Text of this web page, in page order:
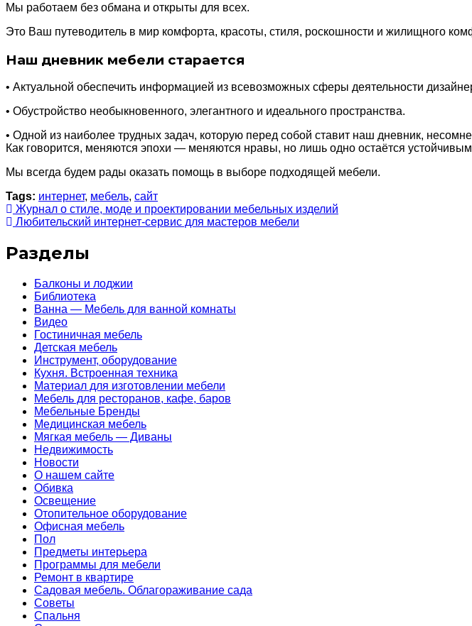
Мы работаем без обмана и открыты для всех.
Это Ваш путеводитель в мир комфорта, красоты, стиля, роскошности и жилищного
Наш дневник мебели старается
• Актуальной обеспечить информацией из всевозможных сферы деятельности
• Обустройство необыкновенного, элегантного и идеального пространства.
• Одной из наиболее трудных задач, которую перед собой ставит наш дневник,
Как говорится, меняются эпохи — меняются нравы, но лишь одно остаётся
Мы всегда будем рады оказать помощь в выборе подходящей мебели.
Tags: интернет, мебель, сайт
Журнал о стиле, моде и проектировании мебельных изделий
Любительский интернет-сервис для мастеров мебели
Разделы
Балконы и лоджии
Библиотека
Ванна — Мебель для ванной комнаты
Видео
Гостиничная мебель
Детская мебель
Инструмент, оборудование
Кухня. Встроенная техника
Материал для изготовлении мебели
Мебель для ресторанов, кафе, баров
Мебельные Бренды
Медицинская мебель
Мягкая мебель — Диваны
Недвижимость
Новости
О нашем сайте
Обивка
Освещение
Отопительное оборудование
Офисная мебель
Пол
Предметы интерьера
Программы для мебели
Ремонт в квартире
Садовая мебель. Облагораживание сада
Советы
Спальня